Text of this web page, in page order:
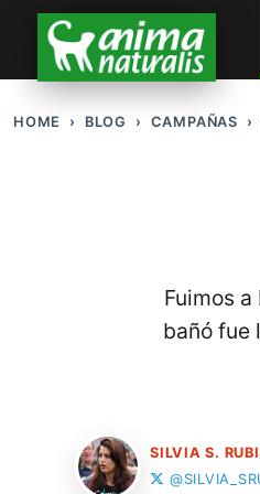
HOME BLOG CAMPAÑAS
Fuimos
bañó fue
SILVIA S.